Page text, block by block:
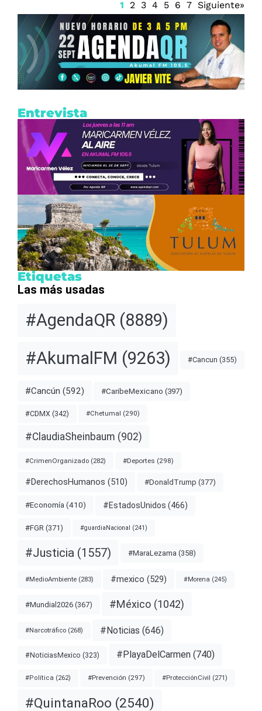
1 2 3 4 5 6 7 Siguiente»
Entrevista
Etiquetas
Las más usadas
#AgendaQR (8889)
#AkumalFM (9263) #Cancun (355)
#Cancún (592) #CaribeMexicano (397)
#CDMX (342) #Chetumal (290)
#ClaudiaSheinbaum (902)
#CrimenOrganizado (282) #Deportes (298)
#DerechosHumanos (510) #DonaldTrump (377)
#Economía (410) #EstadosUnidos (466)
#FGR (371) #guardiaNacional (241)
#Justicia (1557) #MaraLezama (358)
#MedioAmbiente (283) #mexico (529) #Morena (245)
#Mundial2026 (367) #México (1042)
#Narcotráfico (268) #Noticias (646)
#NoticiasMexico (323) #PlayaDelCarmen (740)
#Política (262) #Prevención (297) #ProtecciónCivil (271)
#QuintanaRoo (2540)